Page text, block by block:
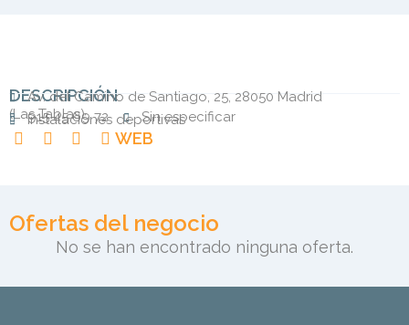
DESCRIPCIÓN
Av. del Camino de Santiago, 25, 28050 Madrid
(Las Tablas)
915 45 69 72 Sin especificar
Instalaciónes deportivas
WEB
Ofertas del negocio
No se han encontrado ninguna oferta.